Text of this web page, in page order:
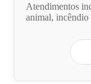
Atendimentos
animal, incêndio